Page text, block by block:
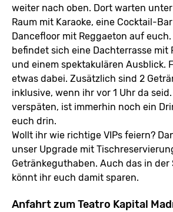
weiter nach oben. Dort warten
Raum mit Karaoke, eine Cocktail-
Dancefloor mit Reggaeton auf euch.
befindet sich eine Dachterrasse mit
und einem spektakulären Ausblick.
etwas dabei. Zusätzlich sind 2
inklusive, wenn ihr vor 1 Uhr da
verspäten, ist immerhin noch ein
euch drin.
Wollt ihr wie richtige VIPs feiern?
unser Upgrade mit
Getränkeguthaben. Auch das in der
könnt ihr euch damit sparen.
Anfahrt zum Teatro Kapital